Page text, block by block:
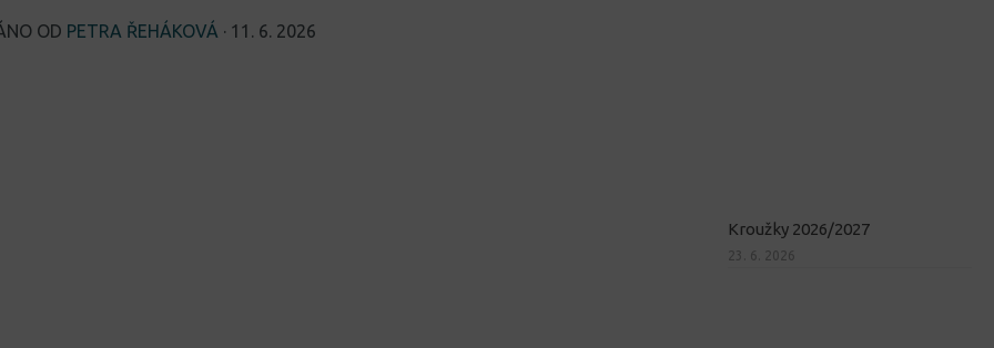
OD PETRA ŘEHÁKOVÁ · 11. 6. 2026
Kroužky 2026/2027
23. 6. 2026